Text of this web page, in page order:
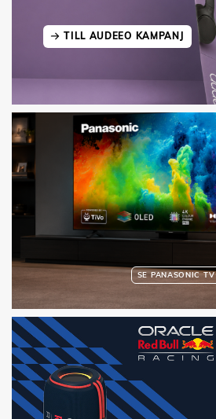
TILL AUDEEO KAMPANJ
SE PANASONIC TV